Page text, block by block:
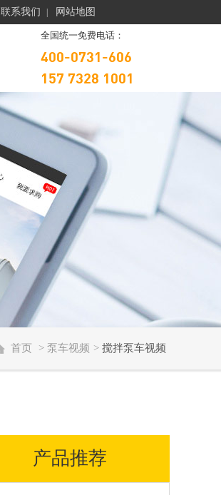
联系我们 网站地图
全国统一免费电话：
400-0731-606
157 7328 1001
首页 > 泵车视频 > 搅拌泵车视频
产品推荐